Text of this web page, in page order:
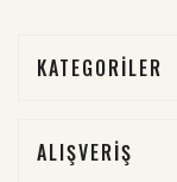
KATEGORİLER
ALIŞVERİŞ